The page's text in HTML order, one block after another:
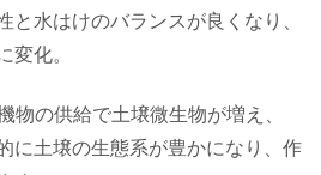
と水はけのバランスが良くなり、
変化。
物の供給で土壌微生物が増え、
に土壌の生態系が豊かになり、作